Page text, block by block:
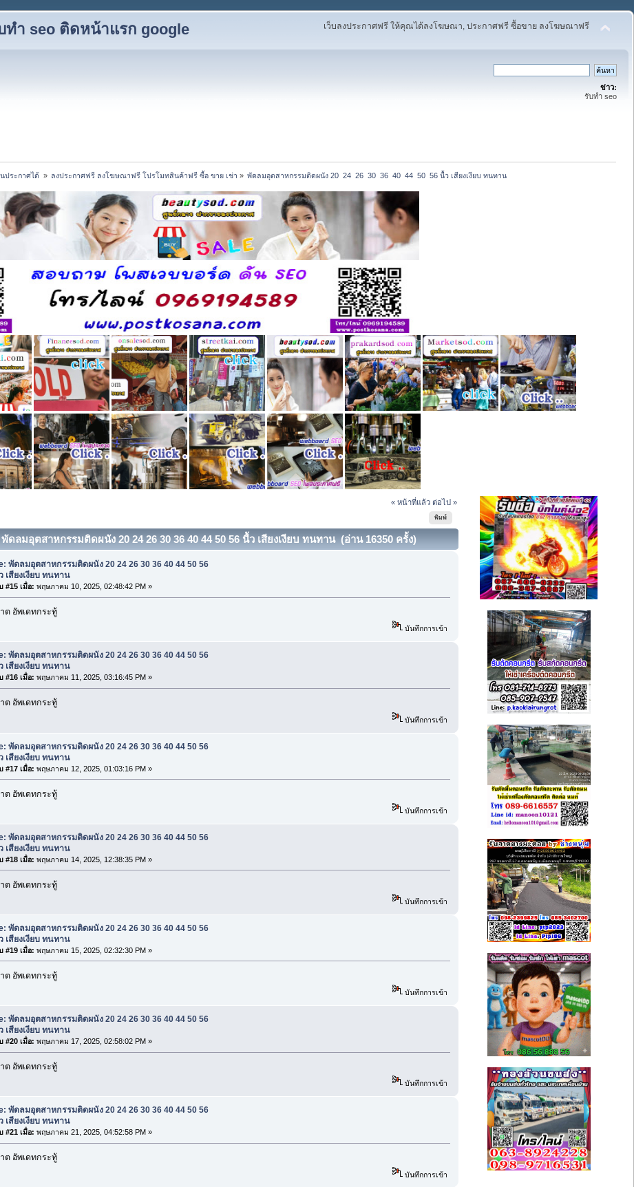
ทำ seo ติดหน้าแรก google เว็บลงประกาศฟรี ให้คุณได้ลงโฆษณา, ประกาศฟรี ซื้อขาย ลงโฆษณาฟรี
ข่าว:
รับทำ seo
ประกาศได้ » ลงประกาศฟรี ลงโฆษณาฟรี โปรโมทสินค้าฟรี ซื้อ ขาย เช่า » พัดลมอุตสาหกรรมติดผนัง 20  24  26  30  36  40  44  50  56 นื้ว เสียงเงียบ ทนทาน
« หน้าที่แล้ว ต่อไป »
พิมพ์
ดลมอุตสาหกรรมติดผนัง 20 24 26 30 36 40 44 50 56 นื้ว เสียงเงียบ ทนทาน (อ่าน 16350 ครั้ง)
พัดลมอุตสาหกรรมติดผนัง 20 24 26 30 36 40 44 50 56
เสียงเงียบ ทนทาน
#15 เมื่อ: พฤษภาคม 10, 2025, 02:48:42 PM »
อัพเดทกระทู้
บันทึกการเข้า
พัดลมอุตสาหกรรมติดผนัง 20 24 26 30 36 40 44 50 56
เสียงเงียบ ทนทาน
#16 เมื่อ: พฤษภาคม 11, 2025, 03:16:45 PM »
อัพเดทกระทู้
บันทึกการเข้า
พัดลมอุตสาหกรรมติดผนัง 20 24 26 30 36 40 44 50 56
เสียงเงียบ ทนทาน
#17 เมื่อ: พฤษภาคม 12, 2025, 01:03:16 PM »
อัพเดทกระทู้
บันทึกการเข้า
พัดลมอุตสาหกรรมติดผนัง 20 24 26 30 36 40 44 50 56
เสียงเงียบ ทนทาน
#18 เมื่อ: พฤษภาคม 14, 2025, 12:38:35 PM »
อัพเดทกระทู้
บันทึกการเข้า
พัดลมอุตสาหกรรมติดผนัง 20 24 26 30 36 40 44 50 56
เสียงเงียบ ทนทาน
#19 เมื่อ: พฤษภาคม 15, 2025, 02:32:30 PM »
อัพเดทกระทู้
บันทึกการเข้า
พัดลมอุตสาหกรรมติดผนัง 20 24 26 30 36 40 44 50 56
เสียงเงียบ ทนทาน
#20 เมื่อ: พฤษภาคม 17, 2025, 02:58:02 PM »
อัพเดทกระทู้
บันทึกการเข้า
พัดลมอุตสาหกรรมติดผนัง 20 24 26 30 36 40 44 50 56
เสียงเงียบ ทนทาน
#21 เมื่อ: พฤษภาคม 21, 2025, 04:52:58 PM »
อัพเดทกระทู้
บันทึกการเข้า